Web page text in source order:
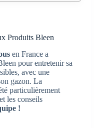
Produits Bleen
en France a
pour entretenir sa
avec une
gazon. La
particulièrement
les conseils
!